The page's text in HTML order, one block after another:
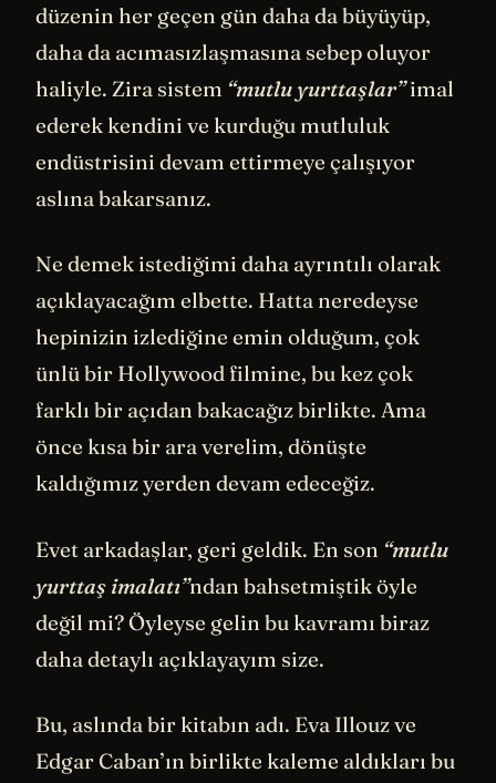
düzenin her geçen gün daha da büyüyüp,
daha da acımasızlaşmasına sebep oluyor
haliyle. Zira sistem “mutlu yurttaşlar”imal
ederek kendini ve kurduğu mutluluk
endüstrisini devam ettirmeye çalışıyor
aslına bakarsanız.
Ne demek istediğimi daha ayrıntılı olarak
açıklayacağım elbette. Hatta neredeyse
hepinizin izlediğine emin olduğum, çok
ünlü bir Hollywood filmine, bu kez çok
farklı bir açıdan bakacağız birlikte. Ama
önce kısa bir ara verelim, dönüşte
kaldığımız yerden devam edeceğiz.
Evet arkadaşlar, geri geldik. En son “mutlu
yurttaş imalatı”ndan bahsetmiştik öyle
değil mi? Öyleyse gelin bu kavramı biraz
daha detaylı açıklayayım size.
Bu, aslında bir kitabın adı. Eva Illouz ve
Edgar Caban’ın birlikte kaleme aldıkları bu